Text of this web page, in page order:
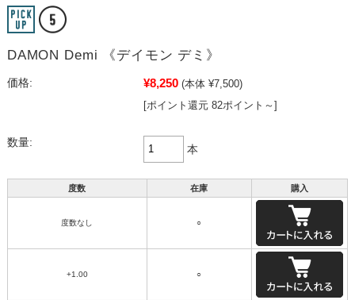
DAMON Demi 《デイモン デミ》
価格: ¥8,250 (本体 ¥7,500)
[ポイント還元 82ポイント～]
数量:
本
度数 在庫 購入
度数なし ○
+1.00 ○